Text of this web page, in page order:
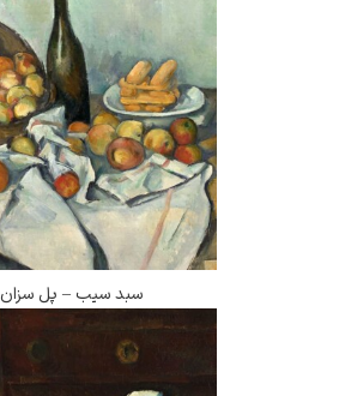
سبد سیب – پل سزان